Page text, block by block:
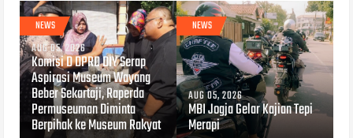
NEWS
AUG 05, 2026
Komisi D DPRD DIY Serap
Aspirasi Museum Wayang
Beber Sekartaji, Raperda
Permuseuman Diminta
Berpihak ke Museum Rakyat
NEWS
AUG 05, 2026
MBI Jogja Gelar Kajian Tepi
Merapi